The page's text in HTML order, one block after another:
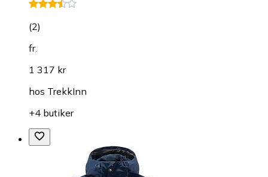
(2)
fr.
1 317 kr
hos TrekkInn
+4 butiker